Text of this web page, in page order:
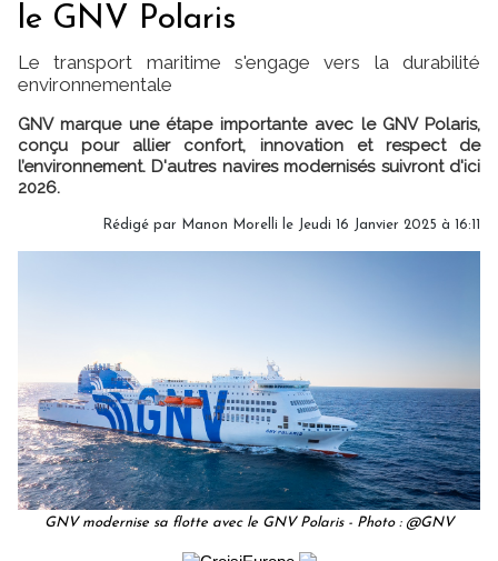
le GNV Polaris
Le transport maritime s'engage vers la durabilité
environnementale
GNV marque une étape importante avec le GNV Polaris,
conçu pour allier confort, innovation et respect de
l’environnement. D'autres navires modernisés suivront d'ici
2026.
Rédigé par Manon Morelli le Jeudi 16 Janvier 2025 à 16:11
GNV modernise sa flotte avec le GNV Polaris - Photo : @GNV